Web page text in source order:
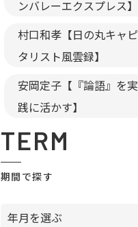
ンバレーエクスプレス】
村口和孝【日の丸キャピ
タリスト風雲録】
安岡定子【『論語』を実
践に活かす】
TERM
期間で探す
年月を選ぶ